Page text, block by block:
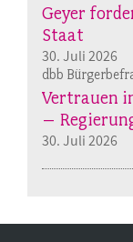
Geyer
Staat
30. Juli 2026
dbb
Vertrauen
–
30. Juli 2026